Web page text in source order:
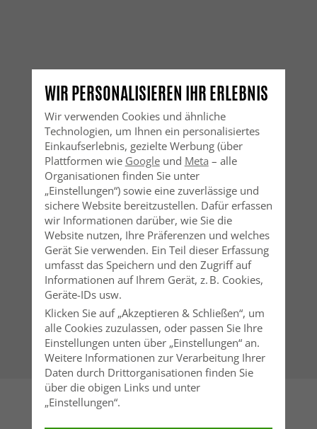
WIR PERSONALISIEREN IHR ERLEBNIS
Wir verwenden Cookies und ähnliche
Technologien, um Ihnen ein personalisiertes
Einkaufserlebnis, gezielte Werbung (über
Plattformen wie Googleund Meta – alle
Organisationen finden Sie unter
„Einstellungen“) sowie eine zuverlässige und
sichere Website bereitzustellen. Dafür erfassen
wir Informationen darüber, wie Sie die
Website nutzen, Ihre Präferenzen und welches
Gerät Sie verwenden. Ein Teil dieser Erfassung
umfasst das Speichern und den Zugriff auf
Informationen auf Ihrem Gerät, z. B. Cookies,
Geräte-IDs usw.
Klicken Sie auf „Akzeptieren & Schließen“, um
alle Cookies zuzulassen, oder passen Sie Ihre
Einstellungen unten über „Einstellungen“ an.
Weitere Informationen zur Verarbeitung Ihrer
Daten durch Drittorganisationen finden Sie
über die obigen Links und unter
„Einstellungen“.